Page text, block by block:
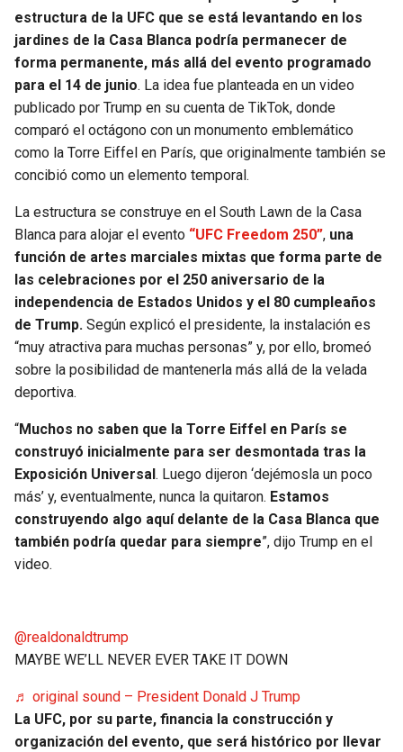
VIKINGS
FALCONS
PANTHERS
SAINTS
THUNDER
TRAIL BLAZERS
JAZZ
estructura de la UFC que se está levantando en los
jardines de la Casa Blanca podría permanecer de
forma permanente, más allá del evento programado
para el 14 de junio. La idea fue planteada en un video
publicado por Trump en su cuenta de TikTok, donde
comparó el octágono con un monumento emblemático
como la Torre Eiffel en París, que originalmente también se
concibió como un elemento temporal.
La estructura se construye en el South Lawn de la Casa
Blanca para alojar el evento “UFC Freedom 250”, una
función de artes marciales mixtas que forma parte de
las celebraciones por el 250 aniversario de la
independencia de Estados Unidos y el 80 cumpleaños
de Trump. Según explicó el presidente, la instalación es
“muy atractiva para muchas personas” y, por ello, bromeó
sobre la posibilidad de mantenerla más allá de la velada
deportiva.
“Muchos no saben que la Torre Eiffel en París se
construyó inicialmente para ser desmontada tras la
Exposición Universal . Luego dijeron ‘dejémosla un poco
más’ y, eventualmente, nunca la quitaron. Estamos
construyendo algo aquí delante de la Casa Blanca que
también podría quedar para siempre”, dijo Trump en el
video.
@realdonaldtrump
MAYBE WE’LL NEVER EVER TAKE IT DOWN
♬ original sound – President Donald J Trump
La UFC, por su parte, financia la construcción y
organización del evento, que será histórico por llevar